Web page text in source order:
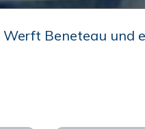
Beneteau